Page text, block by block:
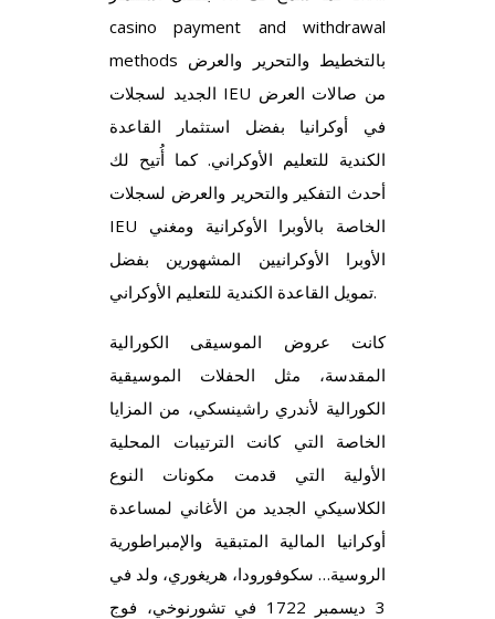
casino payment and withdrawal
methods
الجديد لسجلات IEU من صالات العرض
في أوكرانيا بفضل استثمار القاعدة
الكندية للتعليم الأوكراني.كما أُتيح لك
أحدث التفكير والتحرير والعرض لسجلات
IEU الخاصة بالأوبرا الأوكرانية ومغني
الأوبرا الأوكرانيين المشهورين بفضل
تمويل القاعدة الكندية للتعليم الأوكراني.
كانت عروض الموسيقى الكورالية
المقدسة، مثل الحفلات الموسيقية
الكورالية لأندري راشينسكي، من المزايا
الخاصة التي كانت الترتيبات المحلية
الأولية التي قدمت مكونات النوع
الكلاسيكي الجديد من الأغاني لمساعدة
أوكرانيا المالية المتبقية والإمبراطورية
الروسية… سكوفورودا، هريغوري، ولد في
3 ديسمبر 1722 في تشورنوخي، فوج